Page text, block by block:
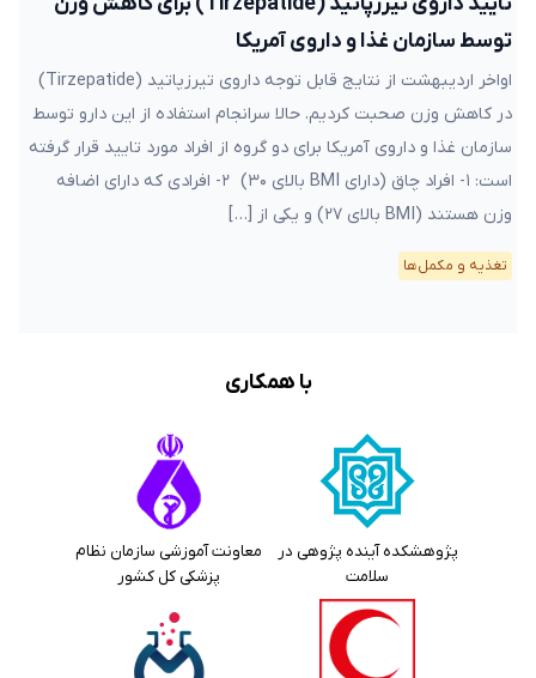
توسط سازمان غذا و داروی آمریکا
اواخر اردیبهشت از نتایج قابل توجه داروی تیرزپاتید (Tirzepatide)
در کاهش وزن صحبت کردیم. حالا سرانجام استفاده از این دارو توسط
سازمان غذا و داروی آمریکا برای دو گروه از افراد مورد تایید قرار گرفته
است: ۱- افراد چاق (دارای BMI بالای ۳۰) ۲- افرادی که دارای اضافه
وزن هستند (BMI بالای ۲۷) و یکی از […]
تغذیه و مکمل‌ها
با همکاری
پژوهشکده آینده پژوهی در
سلامت
معاونت آموزشی سازمان نظام
پزشکی کل کشور